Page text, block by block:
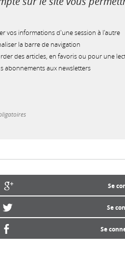
vos informations d'une session à l'autre
la barre de navigation
des articles, en favoris ou pour une
abonnements aux newsletters
Se
Se
Se